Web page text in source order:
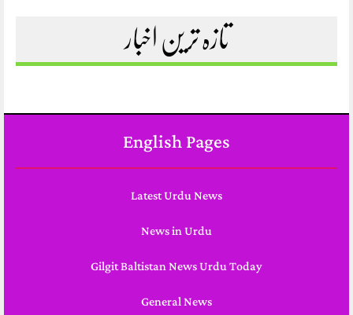
تازہ ترین اخبار
English Pages
Latest Urdu News
News in Urdu
Gilgit Baltistan News Urdu Today
General News